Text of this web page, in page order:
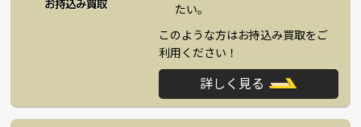
たい。
このような方はお持込み買取をご
利用ください！
詳しく見る